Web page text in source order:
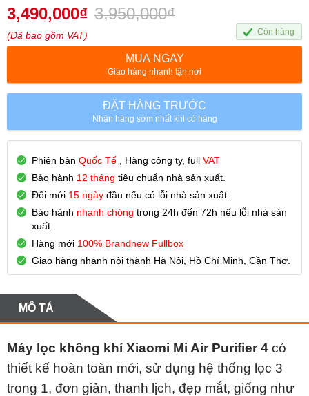
4.57
trên 5
dựa trên
7
đánh giá
3,490,000₫ 3,950,000₫
(Đã bao gồm VAT) Còn hàng
MUA NGAY
Giao hàng nhanh tận nơi
ĐẶT HÀNG TRƯỚC
Nhận hàng sớm nhất khi có hàng
Phiên bản Quốc Tế , Hàng công ty, full VAT
Bảo hành 12 tháng tiêu chuẩn nhà sản xuất.
Đổi mới 15 ngày đầu nếu có lỗi nhà sản xuất.
Bảo hành nhanh chóng trong 24h đến 72h nếu lỗi nhà sản
xuất.
Hàng mới 100% Brandnew Fullbox
Giao hàng nhanh nội thành Hà Nội, Hồ Chí Minh, Cần Thơ.
MÔ TẢ
Máy lọc không khí Xiaomi Mi Air Purifier 4 có
thiết kế hoàn toàn mới, sử dụng hệ thống lọc 3
trong 1, đơn giản, thanh lịch, đẹp mắt, giống như